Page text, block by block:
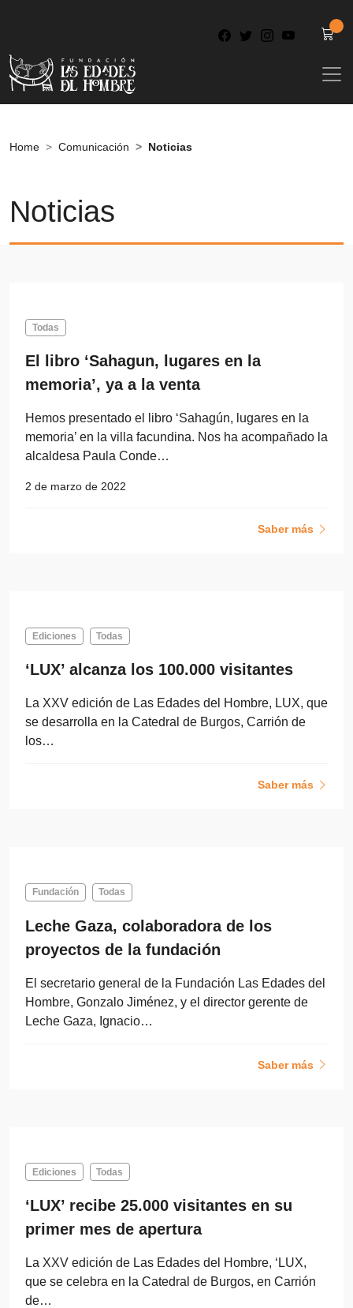
Home Comunicación Noticias
Noticias
Todas
El libro ‘Sahagun, lugares en la
memoria’, ya a la venta
Hemos presentado el libro ‘Sahagún, lugares en la
memoria’ en la villa facundina. Nos ha acompañado la
alcaldesa Paula Conde…
2 de marzo de 2022
Saber más
Ediciones Todas
‘LUX’ alcanza los 100.000 visitantes
La XXV edición de Las Edades del Hombre, LUX, que
se desarrolla en la Catedral de Burgos, Carrión de
los…
Saber más
Fundación Todas
Leche Gaza, colaboradora de los
proyectos de la fundación
El secretario general de la Fundación Las Edades del
Hombre, Gonzalo Jiménez, y el director gerente de
Leche Gaza, Ignacio…
Saber más
Ediciones Todas
‘LUX’ recibe 25.000 visitantes en su
primer mes de apertura
La XXV edición de Las Edades del Hombre, ‘LUX,
que se celebra en la Catedral de Burgos, en Carrión
de…